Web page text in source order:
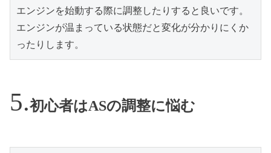
エンジンを始動する際に調整したりすると良いです。
エンジンが温まっている状態だと変化が分かりにくか
ったりします。
初心者はASの調整に悩む